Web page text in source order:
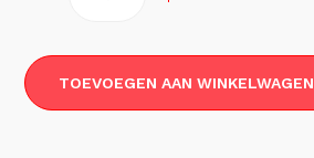
TOEVOEGEN AAN WINKELWAGEN